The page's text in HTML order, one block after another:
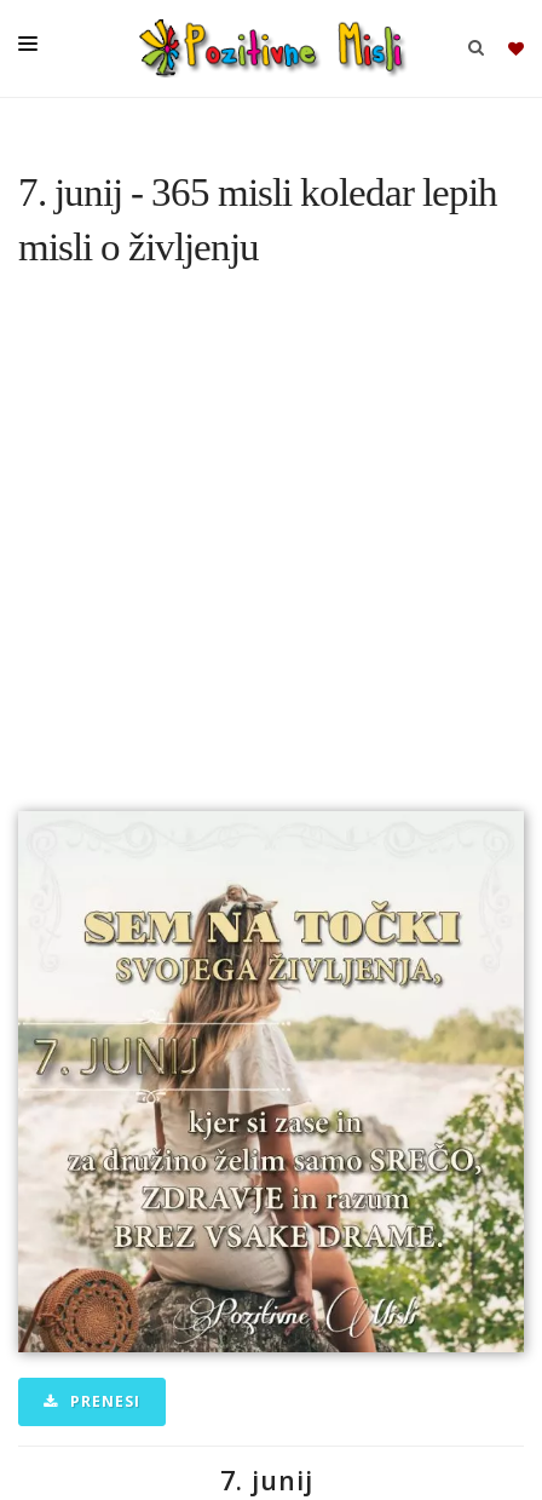
SKUPINE
MISLI
7. junij - 365 misli koledar lepih
misli o življenju
PRENESI
7. junij